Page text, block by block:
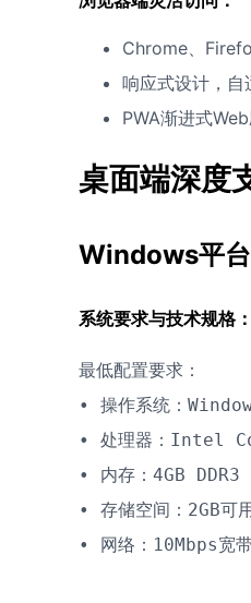
Chrome、
响应式设计，自
PWA渐进式
桌面端深度
Windows平
系统要求与技术规格：
最低配置要求：
• 操作系统：
• 处理器：Intel
• 内存：4GB DDR3
• 存储空间：2GB可
• 网络：10Mbps宽